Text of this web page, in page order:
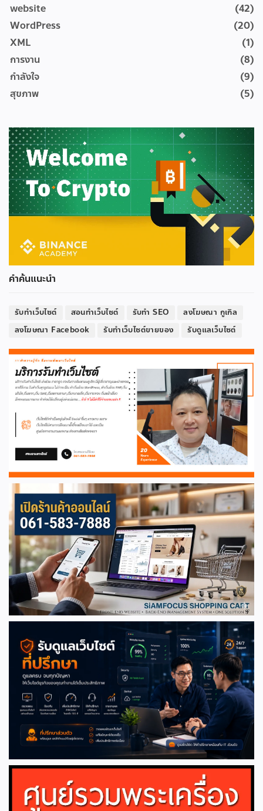
website
(42)
WordPress
(20)
XML
(1)
การงาน
(8)
กำลังใจ
(9)
สุขภาพ
(5)
คำค้นแนะนำ
รับทำเว็บไซต์ สอนทำเว็บไซต์ รับทำ SEO
ลงโฆษณา กูเกิล
ลงโฆษณา Facebook
รับทำเว็บไซต์ขายของ รับดูแลเว็บไซต์